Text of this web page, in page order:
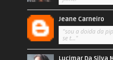
Jeane Carneiro
"sou a doida da
se t..."